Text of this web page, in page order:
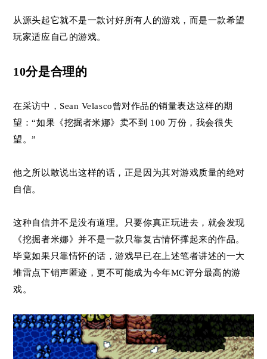
从源头起它就不是一款讨好所有人的游戏，而是一款希望
玩家适应自己的游戏。
10分是合理的
在采访中，Sean Velasco曾对作品的销量表达这样的期
望：“如果《挖掘者米娜》卖不到 100 万份，我会很失
望。”
他之所以敢说出这样的话，正是因为其对游戏质量的绝对
自信。
这种自信并不是没有道理。只要你真正玩进去，就会发现
《挖掘者米娜》并不是一款只靠复古情怀撑起来的作品。
毕竟如果只靠情怀的话，游戏早已在上述笔者讲述的一大
堆雷点下销声匿迹，更不可能成为今年MC评分最高的游
戏。